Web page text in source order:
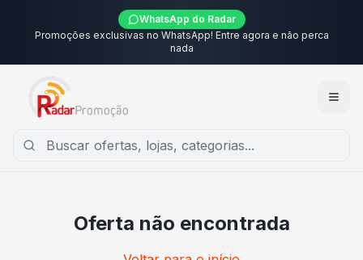
WhatsApp do Radar
Promoções exclusivas no WhatsApp! Entre agora e não perca
nada
Oferta não encontrada